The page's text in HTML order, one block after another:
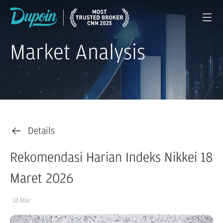
Market Analysis
Details
Rekomendasi Harian Indeks Nikkei 18
Maret 2026
18 Mar